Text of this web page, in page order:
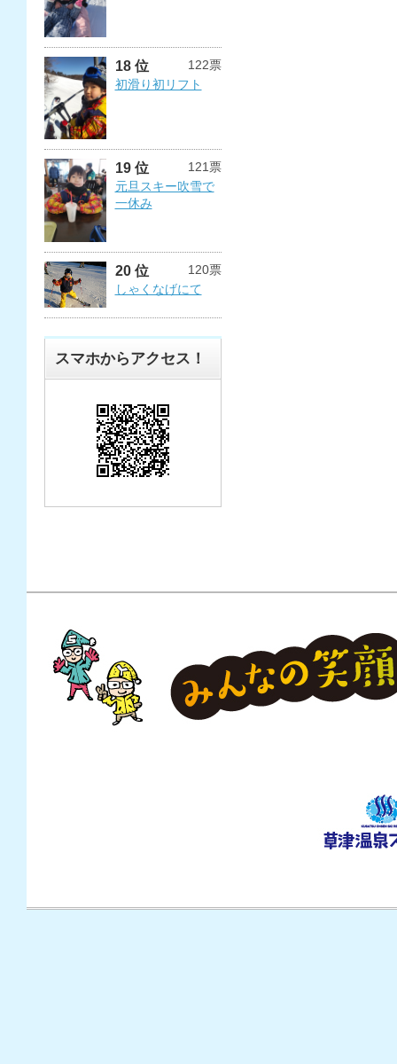
18 位
122票
初滑り初リフト
19 位
121票
元旦スキー吹雪で
一休み
20 位
120票
しゃくなげにて
スマホからアクセス！